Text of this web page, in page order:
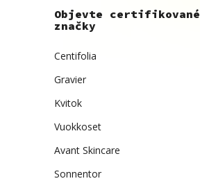
Objevte certifikované
značky
Centifolia
Gravier
Kvitok
Vuokkoset
Avant Skincare
Sonnentor